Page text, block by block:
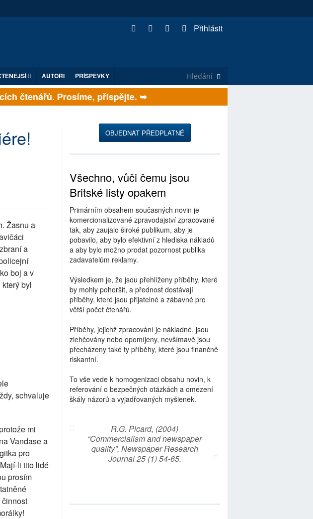
Přihlásit
AUTOŘI PŘÍSPĚVKY
čtenářů. Prosíme, přispějte. ➥
Žasnu a
a
boj a v
byl
schvaluje
mi
Vandase a
pro
li tito lidé
prosím
OBJEDNAT PŘEDPLATNÉ
Všechno, vůči čemu jsou
Britské listy opakem
Primárním obsahem současných novin je
komercionalizované zpravodajství zpracované
tak, aby zaujalo široké publikum, aby je
pobavilo, aby bylo efektivní z hlediska nákladů
a aby bylo možno prodat pozornost publika
zadavatelům reklamy.
Výsledkem je, že jsou přehlíženy příběhy, které
by mohly pohoršit, a přednost dostávají
příběhy, které jsou přijatelné a zábavné pro
větší počet čtenářů.
Příběhy, jejichž zpracování je nákladné, jsou
zlehčovány nebo opomíjeny, nevšímavě jsou
přecházeny také ty příběhy, které jsou finančně
riskantní.
To vše vede k homogenizaci obsahu novin, k
referování o bezpečných otázkách a omezení
škály názorů a vyjadřovaných myšlenek.
R.G. Picard, (2004)
“Commercialism and newspaper
quality”, Newspaper Research
Journal 25 (1) 54-65.